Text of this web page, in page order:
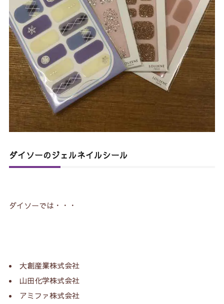
6. ＰＬＡＺＡ（プラザ）のジェルネイルシール
7. ｌｏｆｔ（ロフト）のジェルネイルシール
8.
ＩＮＣＵＢＥ（インキューブ）のジェルネイルシ
ール
ダイソーのジェルネイルシール
ダイソーでは・・・
大創産業株式会社
山田化学株式会社
アミファ株式会社